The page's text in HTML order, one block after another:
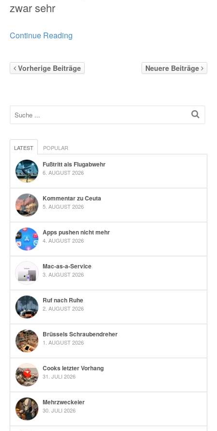
zwar sehr
Continue Reading
Vorherige Beiträge Neuere Beiträge
LATEST POPULAR
Fußtritt als Flugabwehr
6. AUGUST 2026
Kommentar zu Ceuta
5. AUGUST 2026
Apps pushen nicht mehr
4. AUGUST 2026
Mac-as-a-Service
3. AUGUST 2026
Ruf nach Ruhe
2. AUGUST 2026
Brüssels Schraubendreher
1. AUGUST 2026
Cooks letzter Vorhang
31. JULI 2026
Mehrzweckeier
30. JULI 2026